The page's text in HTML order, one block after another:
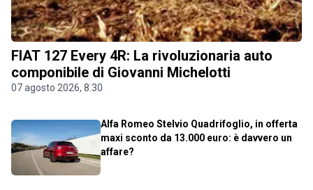
FIAT 127 Every 4R: La rivoluzionaria auto
componibile di Giovanni Michelotti
07 agosto 2026, 8.30
Alfa Romeo Stelvio Quadrifoglio, in offerta
maxi sconto da 13.000 euro: è davvero un
affare?